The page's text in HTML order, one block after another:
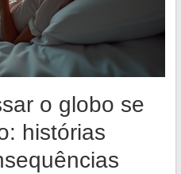
o globo se
histórias